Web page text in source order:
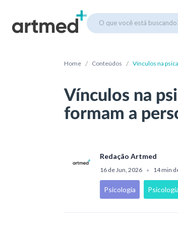
O que você está
Home / Conteúdos / Vínculos na
Vínculos na
formam a
Redação Artmed
16 de Jun, 2026 • 14 min
Psicologia